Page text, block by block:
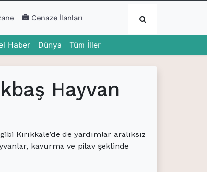
Submit
Cenaze İlanları
Haber(current)
Dünya (current)
Tüm İller
Hayvan
Kırıkkale’de de yardımlar aralıksız
kavurma ve pilav şeklinde